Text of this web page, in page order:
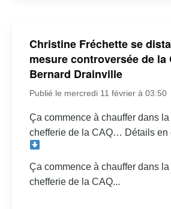
Christine Fréchette se
mesure controversée de la
Bernard Drainville
Publié le mercredi 11 février à 03:50
Ça commence à chauffer dans
chefferie de la CAQ… Détails en
Ça commence à chauffer dans
chefferie de la CAQ...